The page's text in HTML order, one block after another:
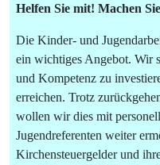
Helfen Sie mit! Machen
Die Kinder- und
ein wichtiges Angebot. Wir
und Kompetenz zu
erreichen. Trotz
wollen wir dies mit
Jugendreferenten weiter
Kirchensteuergelder und